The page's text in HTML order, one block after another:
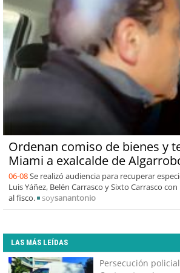
Ordenan comiso de bienes y
Miami a exalcalde de
06-08Se realizó audiencia para recuperar
Luis Yáñez, Belén Carrasco y Sixto Carrasco
al fisco.
soysanantonio
LAS MÁS LEÍDAS
Persecución